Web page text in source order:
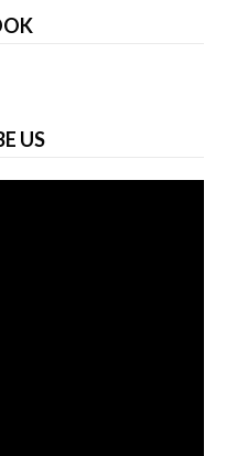
US